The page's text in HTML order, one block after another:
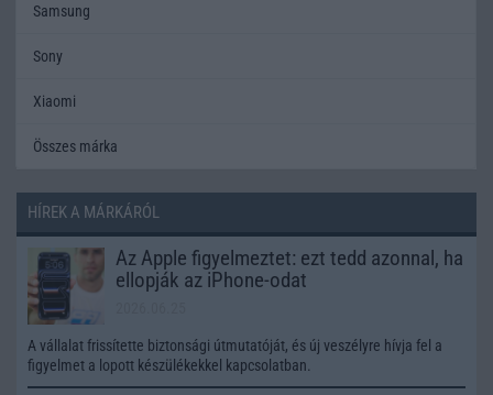
Samsung
Sony
Xiaomi
Összes márka
HÍREK A MÁRKÁRÓL
Az Apple figyelmeztet: ezt tedd azonnal, ha
ellopják az iPhone-odat
A vállalat frissítette biztonsági útmutatóját, és új veszélyre hívja fel a
figyelmet a lopott készülékekkel kapcsolatban.